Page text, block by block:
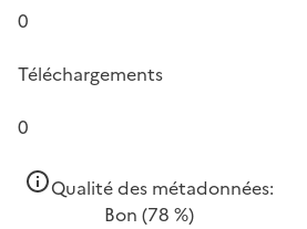
0
Téléchargements
0
Qualité des métadonnées:
Bon (78 %)